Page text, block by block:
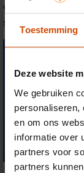
Toestemming
Deze website
We gebruiken
personaliseren,
en om ons
informatie over
partners voor
partners
wat je kijkt. Het
sportwedstrijd.